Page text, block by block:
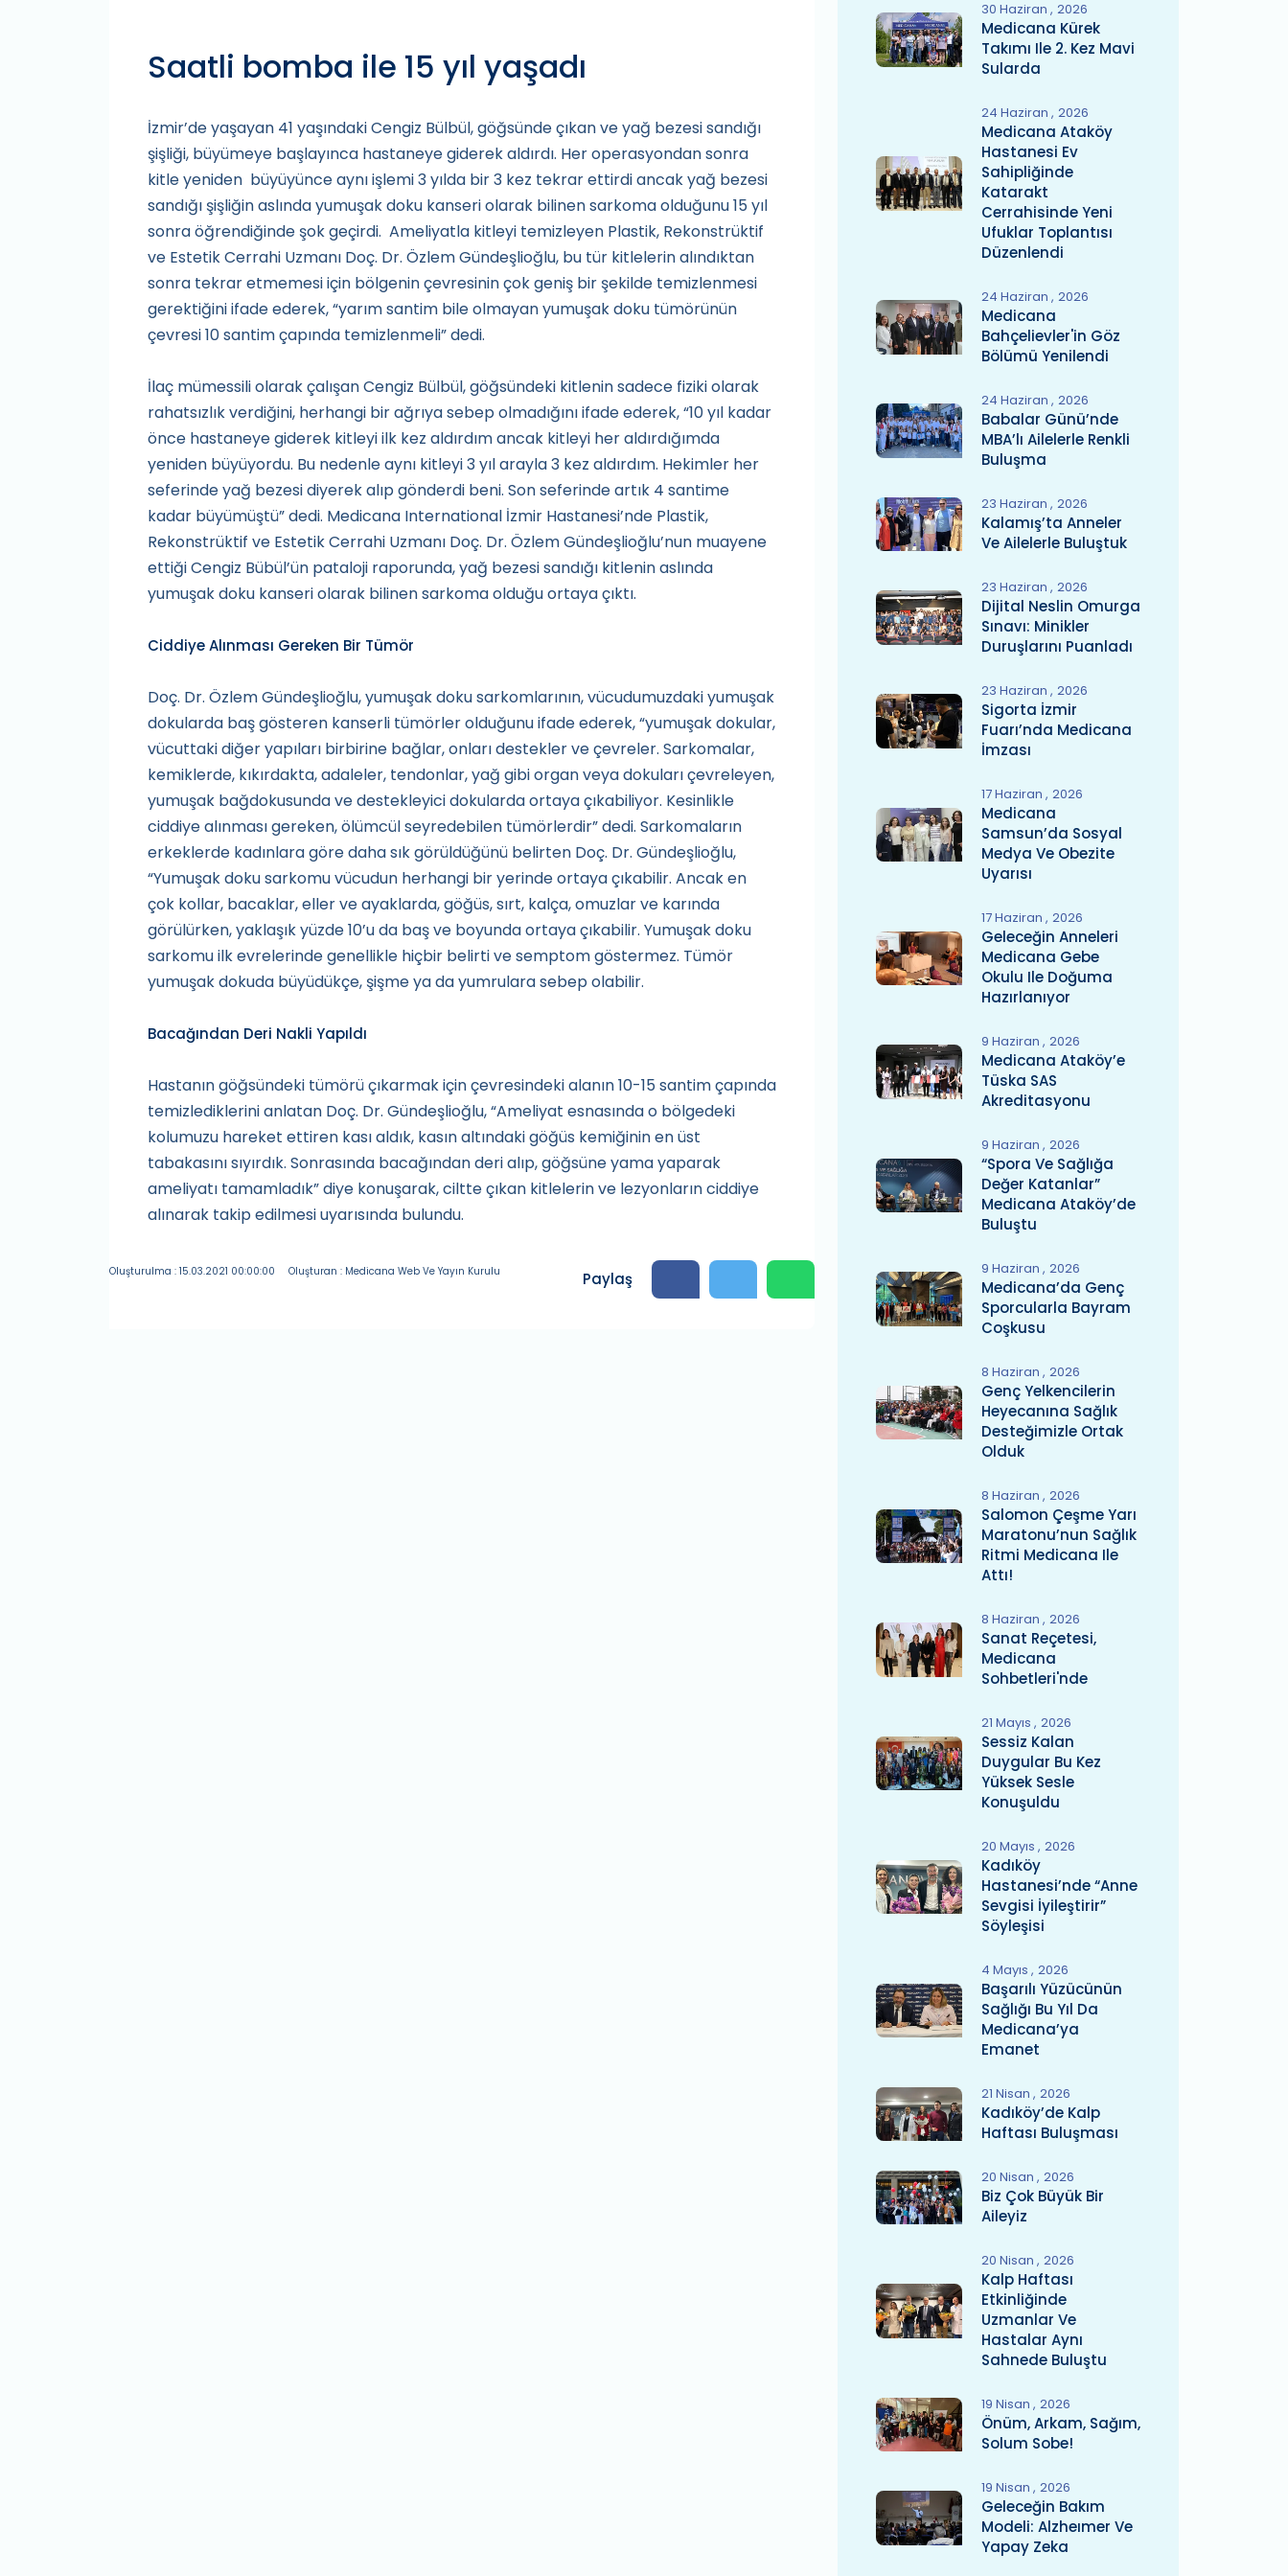
Saatli bomba ile 15 yıl yaşadı
İzmir’de yaşayan 41 yaşındaki Cengiz Bülbül, göğsünde çıkan ve yağ bezesi sandığı
şişliği, büyümeye başlayınca hastaneye giderek aldırdı. Her operasyondan sonra
kitle yeniden büyüyünce aynı işlemi 3 yılda bir 3 kez tekrar ettirdi ancak yağ bezesi
sandığı şişliğin aslında yumuşak doku kanseri olarak bilinen sarkoma olduğunu 15 yıl
sonra öğrendiğinde şok geçirdi. Ameliyatla kitleyi temizleyen Plastik, Rekonstrüktif
ve Estetik Cerrahi Uzmanı Doç. Dr. Özlem Gündeşlioğlu, bu tür kitlelerin alındıktan
sonra tekrar etmemesi için bölgenin çevresinin çok geniş bir şekilde temizlenmesi
gerektiğini ifade ederek, “yarım santim bile olmayan yumuşak doku tümörünün
çevresi 10 santim çapında temizlenmeli” dedi.
İlaç mümessili olarak çalışan Cengiz Bülbül, göğsündeki kitlenin sadece fiziki olarak
rahatsızlık verdiğini, herhangi bir ağrıya sebep olmadığını ifade ederek, “10 yıl kadar
önce hastaneye giderek kitleyi ilk kez aldırdım ancak kitleyi her aldırdığımda
yeniden büyüyordu. Bu nedenle aynı kitleyi 3 yıl arayla 3 kez aldırdım. Hekimler her
seferinde yağ bezesi diyerek alıp gönderdi beni. Son seferinde artık 4 santime
kadar büyümüştü” dedi. Medicana International İzmir Hastanesi’nde Plastik,
Rekonstrüktif ve Estetik Cerrahi Uzmanı Doç. Dr. Özlem Gündeşlioğlu’nun muayene
ettiği Cengiz Bübül’ün pataloji raporunda, yağ bezesi sandığı kitlenin aslında
yumuşak doku kanseri olarak bilinen sarkoma olduğu ortaya çıktı.
Ciddiye Alınması Gereken Bir Tümör
Doç. Dr. Özlem Gündeşlioğlu, yumuşak doku sarkomlarının, vücudumuzdaki yumuşak
dokularda baş gösteren kanserli tümörler olduğunu ifade ederek, “yumuşak dokular,
vücuttaki diğer yapıları birbirine bağlar, onları destekler ve çevreler. Sarkomalar,
kemiklerde, kıkırdakta, adaleler, tendonlar, yağ gibi organ veya dokuları çevreleyen,
yumuşak bağdokusunda ve destekleyici dokularda ortaya çıkabiliyor. Kesinlikle
ciddiye alınması gereken, ölümcül seyredebilen tümörlerdir” dedi. Sarkomaların
erkeklerde kadınlara göre daha sık görüldüğünü belirten Doç. Dr. Gündeşlioğlu,
“Yumuşak doku sarkomu vücudun herhangi bir yerinde ortaya çıkabilir. Ancak en
çok kollar, bacaklar, eller ve ayaklarda, göğüs, sırt, kalça, omuzlar ve karında
görülürken, yaklaşık yüzde 10’u da baş ve boyunda ortaya çıkabilir. Yumuşak doku
sarkomu ilk evrelerinde genellikle hiçbir belirti ve semptom göstermez. Tümör
yumuşak dokuda büyüdükçe, şişme ya da yumrulara sebep olabilir.
Bacağından Deri Nakli Yapıldı
Hastanın göğsündeki tümörü çıkarmak için çevresindeki alanın 10-15 santim çapında
temizlediklerini anlatan Doç. Dr. Gündeşlioğlu, “Ameliyat esnasında o bölgedeki
kolumuzu hareket ettiren kası aldık, kasın altındaki göğüs kemiğinin en üst
tabakasını sıyırdık. Sonrasında bacağından deri alıp, göğsüne yama yaparak
ameliyatı tamamladık” diye konuşarak, ciltte çıkan kitlelerin ve lezyonların ciddiye
alınarak takip edilmesi uyarısında bulundu.
Oluşturulma : 15.03.2021 00:00:00 Oluşturan : Medicana Web Ve Yayın Kurulu Paylaş
30 Haziran 2026
Medicana Kürek
Takımı Ile 2. Kez Mavi
Sularda
24 Haziran 2026
Medicana Ataköy
Hastanesi Ev
Sahipliğinde
Katarakt
Cerrahisinde Yeni
Ufuklar Toplantısı
Düzenlendi
24 Haziran 2026
Medicana
Bahçelievler'in Göz
Bölümü Yenilendi
24 Haziran 2026
Babalar Günü’nde
MBA’lı Ailelerle Renkli
Buluşma
23 Haziran 2026
Kalamış’ta Anneler
Ve Ailelerle Buluştuk
23 Haziran 2026
Dijital Neslin Omurga
Sınavı: Minikler
Duruşlarını Puanladı
23 Haziran 2026
Sigorta İzmir
Fuarı’nda Medicana
İmzası
17 Haziran 2026
Medicana
Samsun’da Sosyal
Medya Ve Obezite
Uyarısı
17 Haziran 2026
Geleceğin Anneleri
Medicana Gebe
Okulu Ile Doğuma
Hazırlanıyor
9 Haziran 2026
Medicana Ataköy’e
Tüska SAS
Akreditasyonu
9 Haziran 2026
“Spora Ve Sağlığa
Değer Katanlar”
Medicana Ataköy’de
Buluştu
9 Haziran 2026
Medicana’da Genç
Sporcularla Bayram
Coşkusu
8 Haziran 2026
Genç Yelkencilerin
Heyecanına Sağlık
Desteğimizle Ortak
Olduk
8 Haziran 2026
Salomon Çeşme Yarı
Maratonu’nun Sağlık
Ritmi Medicana Ile
Attı!
8 Haziran 2026
Sanat Reçetesi,
Medicana
Sohbetleri'nde
21 Mayıs 2026
Sessiz Kalan
Duygular Bu Kez
Yüksek Sesle
Konuşuldu
20 Mayıs 2026
Kadıköy
Hastanesi’nde “Anne
Sevgisi İyileştirir”
Söyleşisi
4 Mayıs 2026
Başarılı Yüzücünün
Sağlığı Bu Yıl Da
Medicana’ya
Emanet
21 Nisan 2026
Kadıköy’de Kalp
Haftası Buluşması
20 Nisan 2026
Biz Çok Büyük Bir
Aileyiz
20 Nisan 2026
Kalp Haftası
Etkinliğinde
Uzmanlar Ve
Hastalar Aynı
Sahnede Buluştu
19 Nisan 2026
Önüm, Arkam, Sağım,
Solum Sobe!
19 Nisan 2026
Geleceğin Bakım
Modeli: Alzheımer Ve
Yapay Zeka